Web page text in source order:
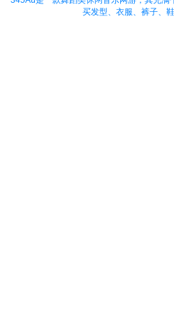
买发型、衣服、裤子、